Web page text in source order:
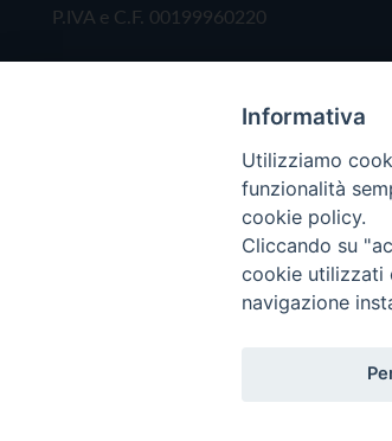
P.IVA e C.F. 00199960220
Copyright © 2019 - Tutti i diritti
Informativa
Utilizziamo
funzionalità
cookie policy.
Cliccando su
cookie utilizzati
navigazione